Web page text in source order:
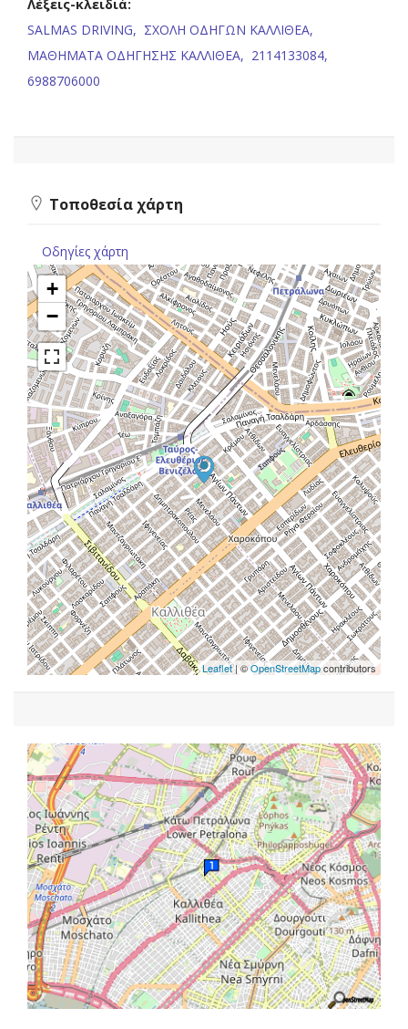
Λέξεις-κλειδιά:
SALMAS DRIVING, ΣΧΟΛΗ ΟΔΗΓΩΝ ΚΑΛΛΙΘΕΑ,
ΜΑΘΗΜΑΤΑ ΟΔΗΓΗΣΗΣ ΚΑΛΛΙΘΕΑ, 2114133084,
6988706000
Τοποθεσία χάρτη
Οδηγίες χάρτη
+
−
Leaflet| ©OpenStreetMapcontributors